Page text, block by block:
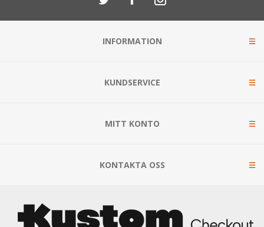
INFORMATION
KUNDSERVICE
MITT KONTO
KONTAKTA OSS